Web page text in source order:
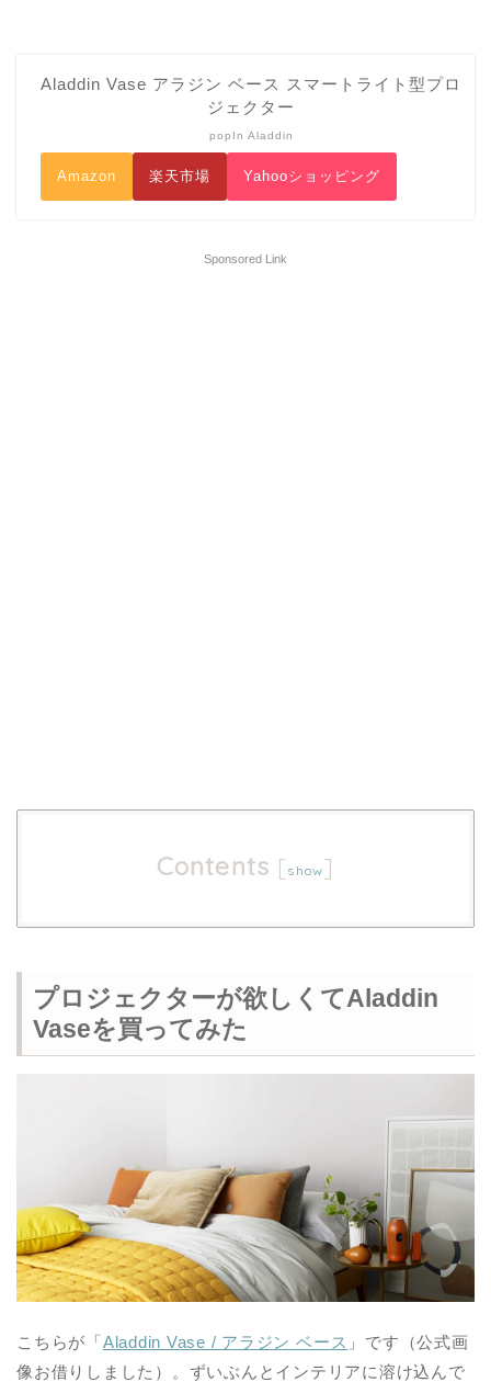
Aladdin Vase アラジン ベース スマートライト型プロ
ジェクター
popIn Aladdin
Amazon 楽天市場 Yahooショッピング
Sponsored Link
Contents [show]
プロジェクターが欲しくてAladdin
Vaseを買ってみた
こちらが「Aladdin Vase / アラジン ベース 」です（公式画
像お借りしました）。ずいぶんとインテリアに溶け込んで